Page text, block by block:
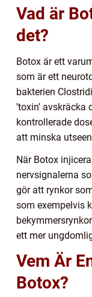
Vad är
det?
Botox är ett
som är ett
bakterien
’toxin’
kontrollerade
att minska
När Botox
nervsignalerna
gör att rynkor
som exempelvis
ett mer
Vem Är
Botox?